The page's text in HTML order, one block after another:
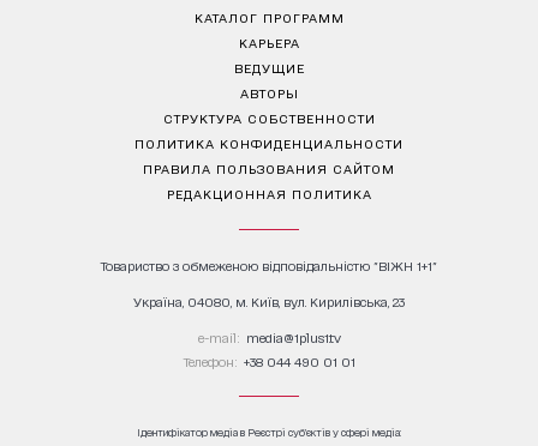
КАТАЛОГ ПРОГРАММ
КАРЬЕРА
ВЕДУЩИЕ
АВТОРЫ
СТРУКТУРА СОБСТВЕННОСТИ
ПОЛИТИКА КОНФИДЕНЦИАЛЬНОСТИ
ПРАВИЛА ПОЛЬЗОВАНИЯ САЙТОМ
РЕДАКЦИОННАЯ ПОЛИТИКА
Товариство з обмеженою відповідальністю "ВІЖН 1+1"
Україна, 04080, м. Київ, вул. Кирилівська, 23
е-mail: media@1plus1.tv
Телефон: +38 044 490 01 01
Ідентифікатор медіа в Реєстрі суб’єктів у сфері медіа: